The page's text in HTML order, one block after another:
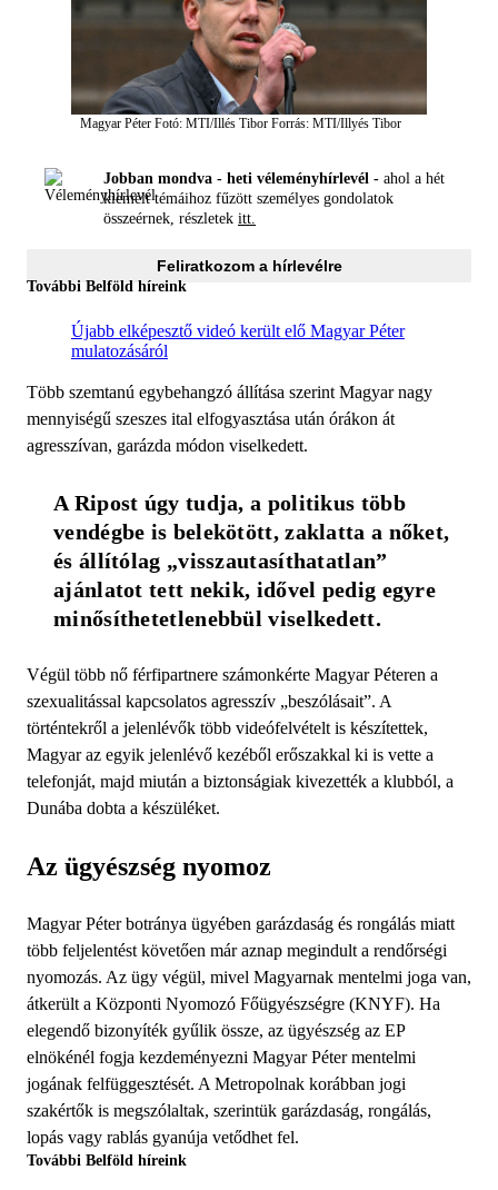
Magyar Péter Fotó: MTI/Illés Tibor Forrás: MTI/Illyés Tibor
Jobban mondva - heti véleményhírlevél - ahol a hét
kiemelt témáihoz fűzött személyes gondolatok
összeérnek, részletek itt.
Feliratkozom a hírlevélre
További Belföld híreink
Újabb elképesztő videó került elő Magyar Péter
mulatozásáról
Több szemtanú egybehangzó állítása szerint Magyar nagy
mennyiségű szeszes ital elfogyasztása után órákon át
agresszívan, garázda módon viselkedett.
A Ripost úgy tudja, a politikus több
vendégbe is belekötött, zaklatta a nőket,
és állítólag „visszautasíthatatlan”
ajánlatot tett nekik, idővel pedig egyre
minősíthetetlenebbül viselkedett.
Végül több nő férfipartnere számonkérte Magyar Péteren a
szexualitással kapcsolatos agresszív „beszólásait”. A
történtekről a jelenlévők több videófelvételt is készítettek,
Magyar az egyik jelenlévő kezéből erőszakkal ki is vette a
telefonját, majd miután a biztonságiak kivezették a klubból, a
Dunába dobta a készüléket.
Az ügyészség nyomoz
Magyar Péter botránya ügyében garázdaság és rongálás miatt
több feljelentést követően már aznap megindult a rendőrségi
nyomozás. Az ügy végül, mivel Magyarnak mentelmi joga van,
átkerült a Központi Nyomozó Főügyészségre (KNYF). Ha
elegendő bizonyíték gyűlik össze, az ügyészség az EP
elnökénél fogja kezdeményezni Magyar Péter mentelmi
jogának felfüggesztését. A Metropolnak korábban jogi
szakértők is megszólaltak, szerintük garázdaság, rongálás,
lopás vagy rablás gyanúja vetődhet fel.
További Belföld híreink